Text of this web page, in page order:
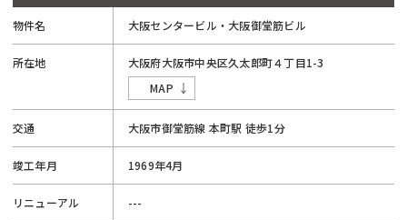
物件名 大阪センタービル・大阪御堂筋ビル
所在地 大阪府大阪市中央区久太郎町４丁目1-3
MAP
交通 大阪市御堂筋線 本町駅 徒歩1分
竣工年月 1969年4月
リニューアル ---